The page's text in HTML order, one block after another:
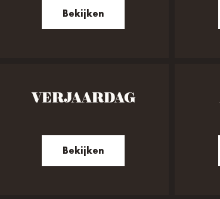
Bekijken
VERJAARDAG
Bekijken